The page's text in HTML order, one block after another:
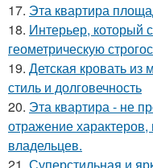
17. Эта квартира
18. Интерьер, который
геометрическую
19. Детская кровать из
стиль и долговечность
20. Эта квартира - не
отражение
владельцев.